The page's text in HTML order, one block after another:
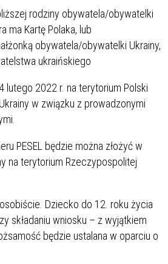
rodziny obywatela/obywatelki
ma Kartę Polaka, lub
obywatela/obywatelki Ukrainy,
ukraińskiego
lutego 2022 r. na terytorium Polski
w związku z prowadzonymi
PESEL będzie można złożyć w
na terytorium Rzeczypospolitej
Dziecko do 12. roku życia
składaniu wniosku – z wyjątkiem
będzie ustalana w oparciu o